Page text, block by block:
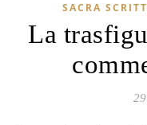
SACRA
La